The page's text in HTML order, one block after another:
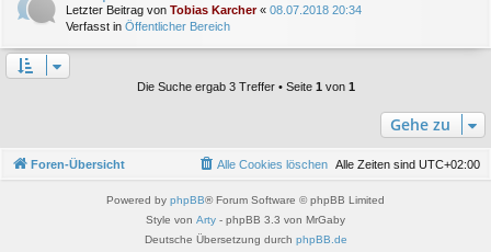
Letzter Beitrag von Tobias Karcher« 08.07.2018 20:34
Verfasst in Öffentlicher Bereich
Die Suche ergab 3 Treffer • Seite 1 von 1
Gehe zu
Foren-Übersicht Alle Zeiten sind UTC+02:00
Alle Cookies löschen
Powered by phpBB® Forum Software © phpBB Limited
Style von Arty - phpBB 3.3 von MrGaby
Deutsche Übersetzung durch phpBB.de